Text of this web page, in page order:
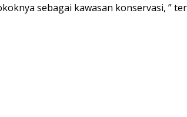
sebagai kawasan konservasi, ”